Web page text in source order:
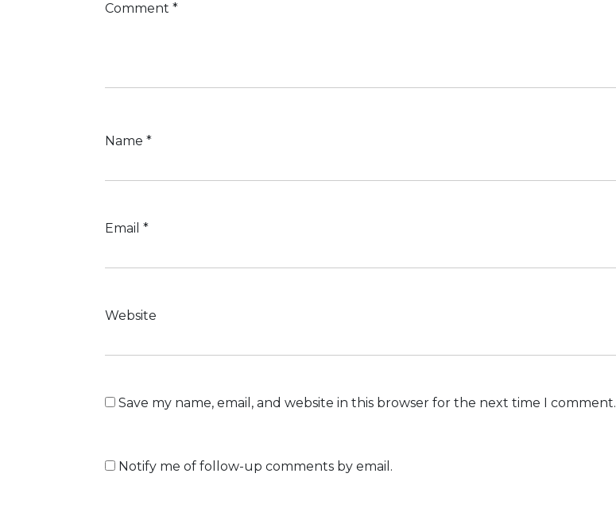
Comment *
Name *
Email *
Website
Save my name, email, and website in this browser for the next time I comment.
Notify me of follow-up comments by email.